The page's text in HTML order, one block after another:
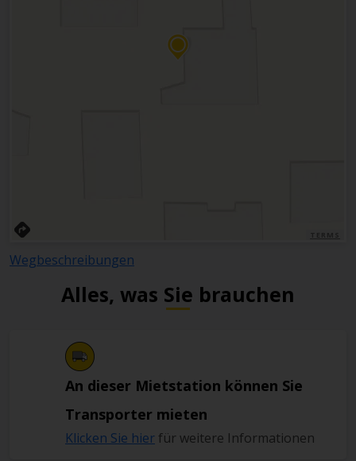
Wegbeschreibungen
Alles, was Sie brauchen
An dieser Mietstation können Sie
Transporter mieten
Klicken Sie hier für weitere Informationen